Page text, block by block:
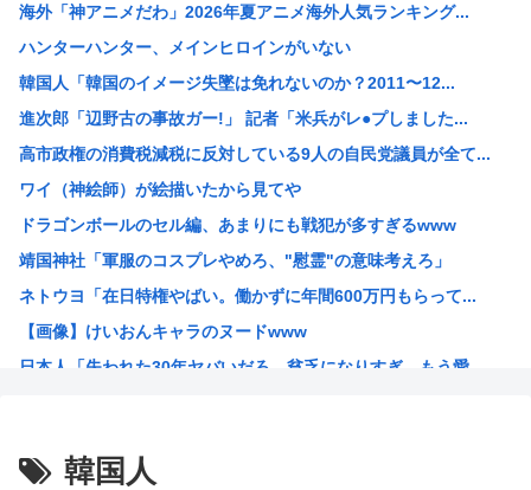
【悲報】 週刊誌、好き放題書きまくる 高市早苗首相は新公...
【画像】例の美人すぎるおにぎり屋さん、裏でおっさんが握っ...
【高市総理】非核三原則「堅持している」 長崎平和祈念式典...
コールマンの人気商品が変わった？キャンプ離れの中で売れる...
【悲報】全席指定･事前販売制｢琵琶湖三市同時花火大会｣が...
【悲報】タトゥー擁護してる反社、味方から背中を刺される
秋田県職員、ラブホテルから記者会見していたことが発覚（※...
彼女「ねぃねぃ、結婚も視野に入ってきたわけだし給料教えて...
【悲報】高市早苗首相さん、公用車を3000万円の新車に買...
オーストラリア研究チーム、45年間、2700人以上を研究...
海外「神アニメだわ」2026年夏アニメ海外人気ランキング...
ハンターハンター、メインヒロインがいない
韓国人「韓国のイメージ失墜は免れないのか？2011〜12...
進次郎「辺野古の事故ガー!」 記者「米兵がレ●プしました...
高市政権の消費税減税に反対している9人の自民党議員が全て...
ワイ（神絵師）が絵描いたから見てや
ドラゴンボールのセル編、あまりにも戦犯が多すぎるwww
靖国神社「軍服のコスプレやめろ、"慰霊"の意味考えろ」
ネトウヨ「在日特権やばい。働かずに年間600万円もらって...
【画像】けいおんキャラのヌードwww
日本人「失われた30年ヤバいだろ…貧乏になりすぎ…もう愛...
お前らが描いた絵を貼るスレ
韓国人